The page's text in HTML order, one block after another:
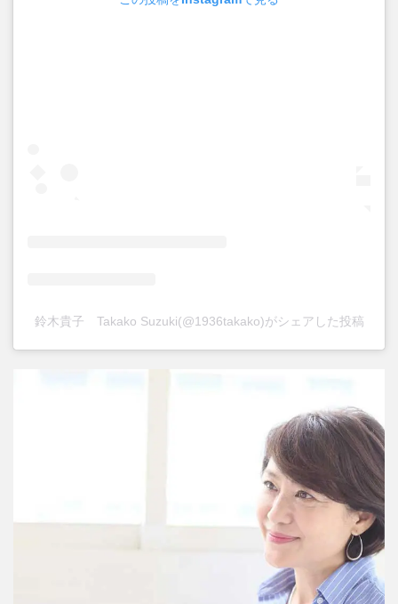
鈴木貴子 Takako Suzuki(@1936takako)がシェアした投稿